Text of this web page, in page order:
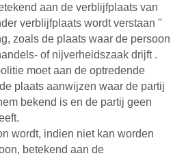
aan de verblijfplaats van
verblijfplaats wordt verstaan "
zoals de plaats waar de persoon
of nijverheidszaak drijft .
moet aan de optredende
plaats aanwijzen waar de partij
bekend is en de partij geen
wordt, indien niet kan worden
betekend aan de